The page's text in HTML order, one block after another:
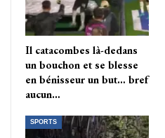
Il catacombes là-dedans
un bouchon et se blesse
en bénisseur un but… bref
aucun…
SPORTS